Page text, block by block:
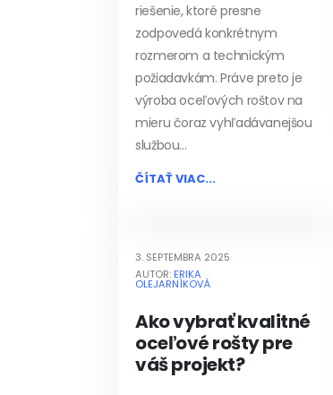
riešenie, ktoré presne
zodpovedá konkrétnym
rozmerom a technickým
požiadavkám. Práve preto je
výroba oceľových roštov na
mieru čoraz vyhľadávanejšou
službou...
ČÍTAŤ VIAC...
3. SEPTEMBRA 2025
AUTOR: ERIKA
OLEJARNÍKOVÁ
Ako vybrať kvalitné
oceľové rošty pre
váš projekt?